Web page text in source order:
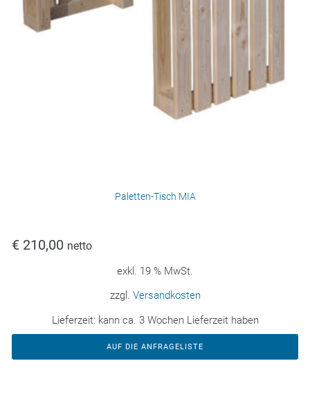
Paletten-Tisch MIA
€ 210,00 netto
exkl. 19 % MwSt.
zzgl. Versandkosten
Lieferzeit: kann ca. 3 Wochen Lieferzeit haben
AUF DIE ANFRAGELISTE